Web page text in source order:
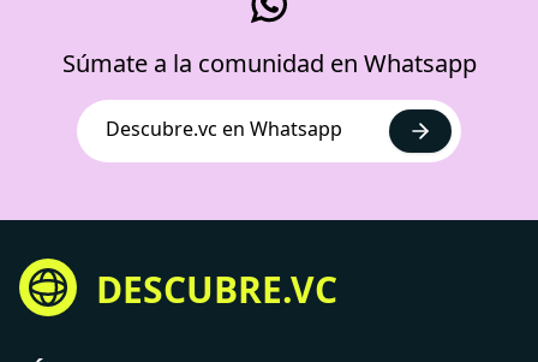
Súmate a la comunidad en Whatsapp
Descubre.vc en Whatsapp
DESCUBRE.VC